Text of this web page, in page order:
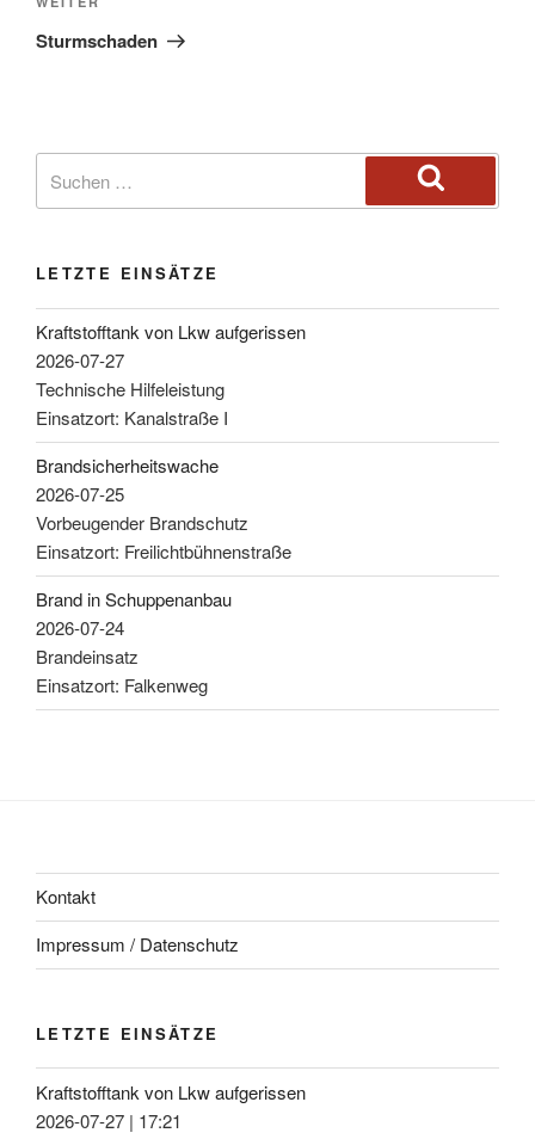
Sturmschaden
LETZTE EINSÄTZE
Kraftstofftank von Lkw aufgerissen
2026-07-27
Technische Hilfeleistung
Einsatzort: Kanalstraße I
Brandsicherheitswache
2026-07-25
Vorbeugender Brandschutz
Einsatzort: Freilichtbühnenstraße
Brand in Schuppenanbau
2026-07-24
Brandeinsatz
Einsatzort: Falkenweg
Kontakt
Impressum / Datenschutz
LETZTE EINSÄTZE
Kraftstofftank von Lkw aufgerissen
2026-07-27 | 17:21